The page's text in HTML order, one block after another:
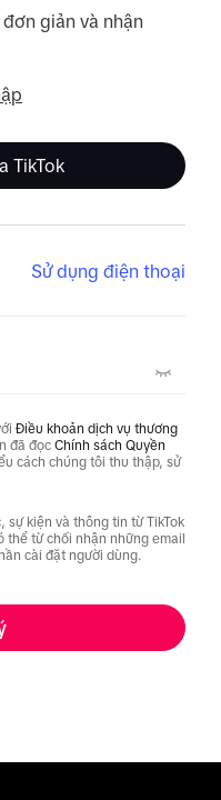
giản và nhận
TikTok
Sử dụng điện thoại
Điều khoản dịch vụ thương
đã đọc Chính sách Quyền
cách chúng tôi thu thập, sử
kiện và thông tin từ TikTok
thể từ chối nhận những email
cài đặt người dùng.